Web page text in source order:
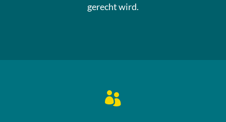
gerecht wird.
